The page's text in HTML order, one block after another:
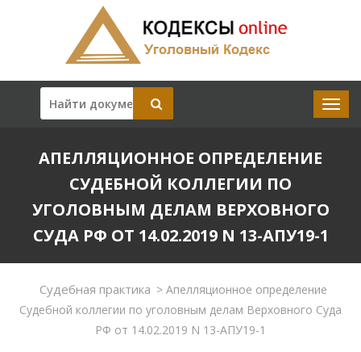
АПЕЛЛЯЦИОННОЕ ОПРЕДЕЛЕНИЕ
СУДЕБНОЙ КОЛЛЕГИИ ПО
УГОЛОВНЫМ ДЕЛАМ ВЕРХОВНОГО
СУДА РФ ОТ 14.02.2019 N 13-АПУ19-1
Судебная практика > Апелляционное определение
Судебной коллегии по уголовным делам Верховного Суда
РФ от 14.02.2019 N 13-АПУ19-1